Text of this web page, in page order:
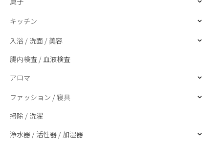
キッチン
入浴 / 洗面 / 美容
腸内検査 / 血液検査
アロマ
ファッション / 寝具
掃除 / 洗濯
浄水器 / 活性器 / 加湿器